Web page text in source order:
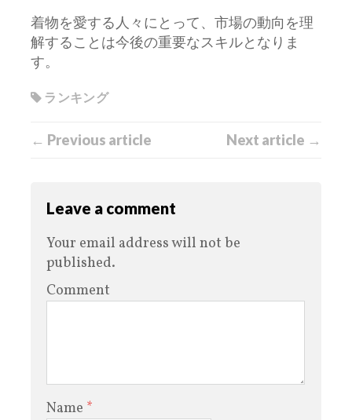
着物を愛する人々にとって、市場の動向を理
解することは今後の重要なスキルとなりま
す。
ランキング
← Previous article Next article →
Leave a comment
Your email address will not be
published.
Comment
Name *